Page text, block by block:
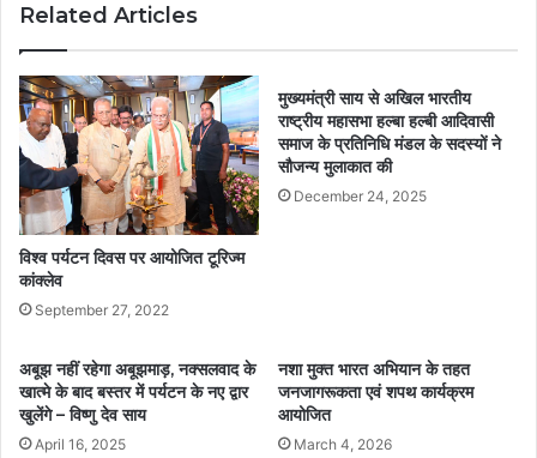
Related Articles
विश्व पर्यटन दिवस पर आयोजित टूरिज्म
कांक्लेव
September 27, 2022
मुख्यमंत्री साय से अखिल भारतीय
राष्ट्रीय महासभा हल्बा हल्बी आदिवासी
समाज के प्रतिनिधि मंडल के सदस्यों ने
सौजन्य मुलाकात की
December 24, 2025
अबूझ नहीं रहेगा अबूझमाड़, नक्सलवाद के
खात्मे के बाद बस्तर में पर्यटन के नए द्वार
खुलेंगे – विष्णु देव साय
April 16, 2025
नशा मुक्त भारत अभियान के तहत
जनजागरूकता एवं शपथ कार्यक्रम
आयोजित
March 4, 2026